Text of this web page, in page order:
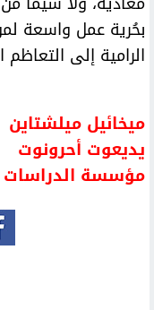
بحُرية عمل واسعة
الرامية إلى
ميخائيل ميلشتاين
يديعوت أحرونوت
مؤسسة الدراسات